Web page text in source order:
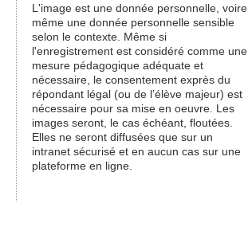
L'image est une donnée personnelle, voire
même une donnée personnelle sensible
selon le contexte. Même si
l'enregistrement est considéré comme une
mesure pédagogique adéquate et
nécessaire, le consentement exprès du
répondant légal (ou de l’élève majeur) est
nécessaire pour sa mise en oeuvre. Les
images seront, le cas échéant, floutées.
Elles ne seront diffusées que sur un
intranet sécurisé et en aucun cas sur une
plateforme en ligne.